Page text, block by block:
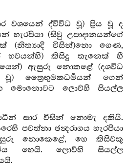
වශයෙන් ද්විවිධ වූ) ප්‍රිය වූ ද
හැරපියා (සිවු උපාදානයන්ගේ
(නිත්‍යාදි විසින්)නො ගෙණ,
භවයන්හි) කිසිදු තැනෙක් හී
ඇසුරු නොකළේ (දශවිධ
ත්‍රෛභුමකධර්‍මයන් ගෙන්
මොනොවට ලොව්හි සියල්ල
සාර විසින් නොමැ දකියි.
පවත්නා ඡන්‍දරාගය හැරපියා
නොකෙළේ, හෙ කිසිවකු
හෙයි. ලොව්හි සියල්ල